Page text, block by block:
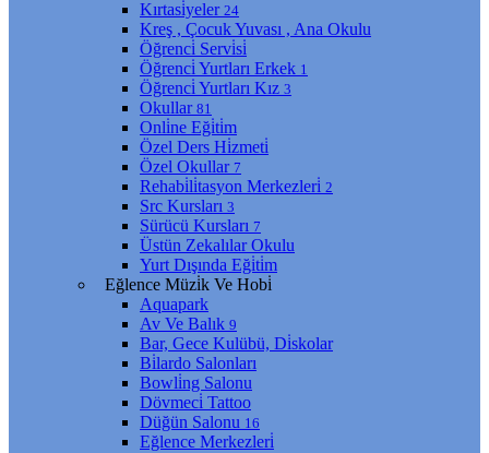
Kırtasi̇yeler 24
Kreş , Çocuk Yuvası , Ana Okulu
Öğrenci̇ Servi̇si̇
Öğrenci̇ Yurtları Erkek 1
Öğrenci̇ Yurtları Kız 3
Okullar 81
Onli̇ne Eği̇ti̇m
Özel Ders Hi̇zmeti̇
Özel Okullar 7
Rehabi̇li̇tasyon Merkezleri̇ 2
Src Kursları 3
Sürücü Kursları 7
Üstün Zekalılar Okulu
Yurt Dışında Eği̇ti̇m
Eğlence Müzi̇k Ve Hobi̇
Aquapark
Av Ve Balık 9
Bar, Gece Kulübü, Di̇skolar
Bi̇lardo Salonları
Bowli̇ng Salonu
Dövmeci̇ Tattoo
Düğün Salonu 16
Eğlence Merkezleri̇